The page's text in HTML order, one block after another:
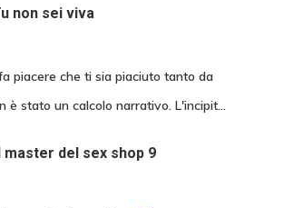
non sei viva
piacere che ti sia piaciuto tanto da
è stato un calcolo narrativo. L'incipit…
master del sex shop 9